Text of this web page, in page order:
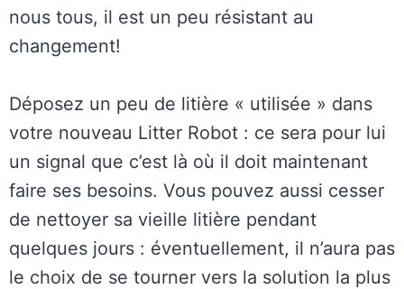
nous tous, il est un peu résistant au
changement!
Déposez un peu de litière « utilisée » dans
votre nouveau Litter Robot : ce sera pour lui
un signal que c’est là où il doit maintenant
faire ses besoins. Vous pouvez aussi cesser
de nettoyer sa vieille litière pendant
quelques jours : éventuellement, il n’aura pas
le choix de se tourner vers la solution la plus